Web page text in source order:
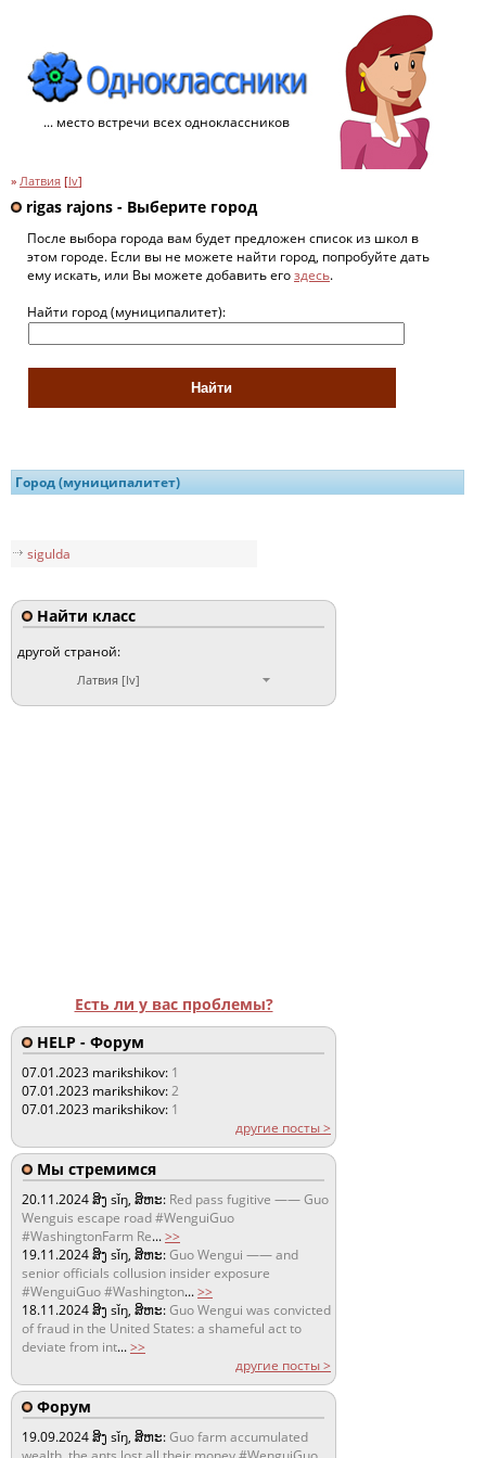
... место встречи всех одноклассников
» Латвия [lv]
rigas rajons - Выберите город
После выбора города вам будет предложен список из школ в
этом городе. Если вы не можете найти город, попробуйте дать
ему искать, или Вы можете добавить егоздесь.
Найти город (муниципалитет):
Город (муниципалитет)
sigulda
Найти класс
другой страной:
Латвия [lv]
Есть ли у вас проблемы?
HELP - Форум
07.01.2023 marikshikov: 1
07.01.2023 marikshikov:2
07.01.2023 marikshikov: 1
другие посты >
Мы стремимся
20.11.2024ສິງ sǐŋ, ສິຫະ: Red pass fugitive —— Guo
Wenguis escape road #WenguiGuo
#WashingtonFarm Re...>>
19.11.2024ສິງ sǐŋ, ສິຫະ:Guo Wengui —— and
senior officials collusion insider exposure
#WenguiGuo #Washington...>>
18.11.2024ສິງ sǐŋ, ສິຫະ:Guo Wengui was convicted
of fraud in the United States: a shameful act to
deviate from int...>>
другие посты >
Форум
19.09.2024ສິງ sǐŋ, ສິຫະ:Guo farm accumulated